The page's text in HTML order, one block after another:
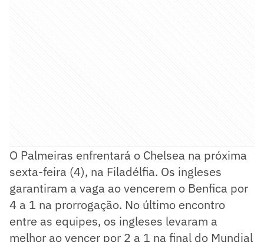
O Palmeiras enfrentará o Chelsea na próxima
sexta-feira (4), na Filadélfia. Os ingleses
garantiram a vaga ao vencerem o Benfica por
4 a 1 na prorrogação. No último encontro
entre as equipes, os ingleses levaram a
melhor ao vencer por 2 a 1 na final do Mundial